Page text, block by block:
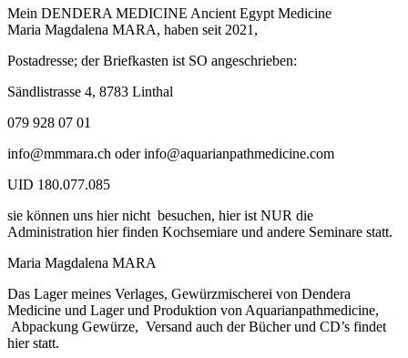
Mein DENDERA MEDICINE Ancient Egypt Medicine
Maria Magdalena MARA, haben seit 2021,
Postadresse; der Briefkasten ist SO angeschrieben:
Sändlistrasse 4, 8783 Linthal
079 928 07 01
info@mmmara.ch oder info@aquarianpathmedicine.com
UID 180.077.085
sie können uns hier nicht besuchen, hier ist NUR die
Administration hier finden Kochsemiare und andere Seminare statt.
Maria Magdalena MARA
Das Lager meines Verlages, Gewürzmischerei von Dendera
Medicine und Lager und Produktion von Aquarianpathmedicine,
Abpackung Gewürze, Versand auch der Bücher und CD’s findet
hier statt.